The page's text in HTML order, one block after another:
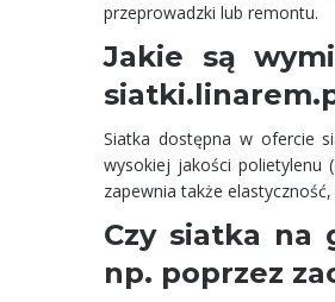
przeprowadzki lub remontu.
Jakie są
Siatka dostępna w ofercie
wysokiej jakości polietylenu
zapewnia także
Czy siatka na
np. poprzez